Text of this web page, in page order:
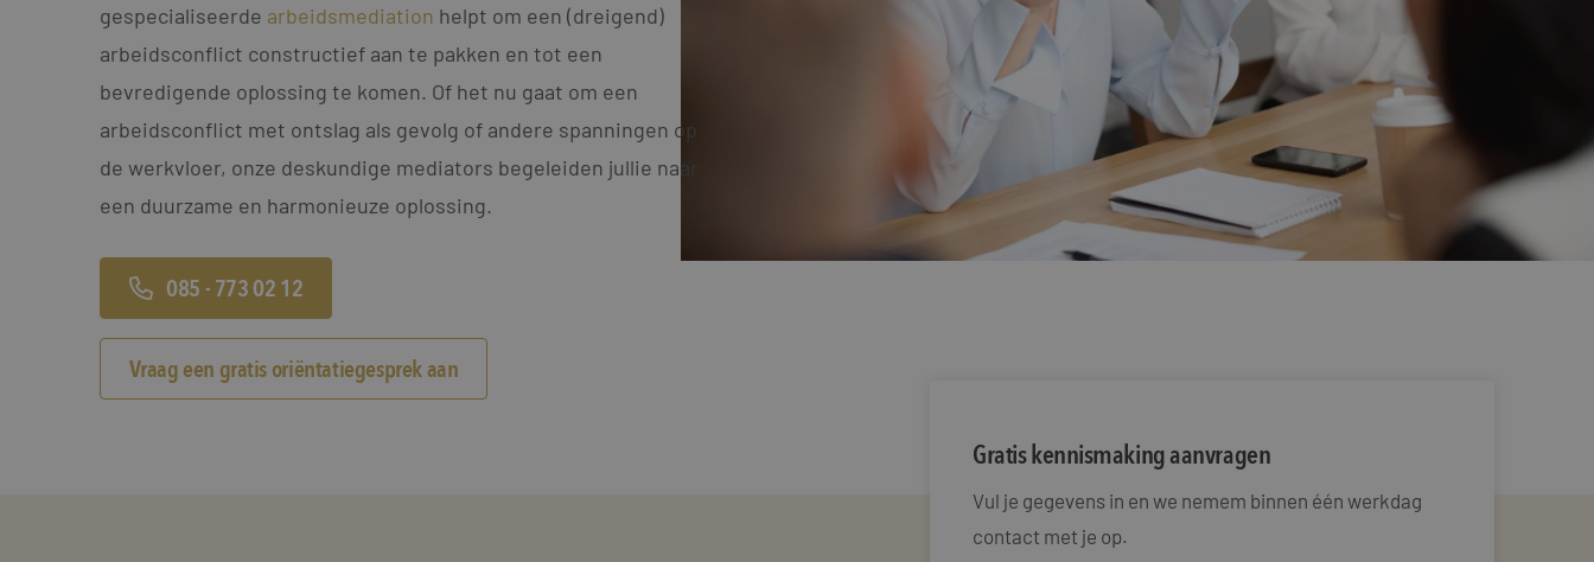
gespecialiseerde arbeidsmediation helpt om een (dreigend)
arbeidsconflict constructief aan te pakken en tot een
bevredigende oplossing te komen. Of het nu gaat om een
arbeidsconflict met ontslag als gevolg of andere spanningen op
de werkvloer, onze deskundige mediators begeleiden jullie naar
een duurzame en harmonieuze oplossing.
085 - 773 02 12
Vraag een gratis oriëntatiegesprek aan
Gratis kennismaking aanvragen
Vul je gegevens in en we nemem binnen één werkdag
contact met je op.